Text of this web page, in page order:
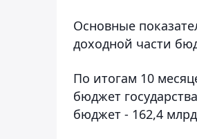
Основные
доходной части
По итогам 10
бюджет
бюджет - 162,4